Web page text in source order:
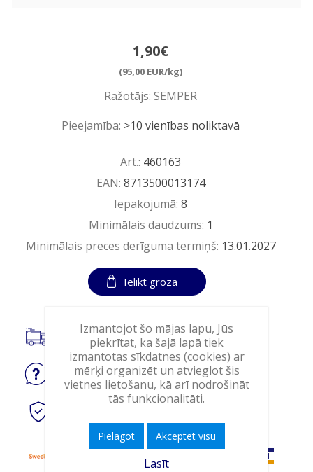
1,90€
(95,00 EUR/kg)
Ražotājs: SEMPER
Pieejamība: >10 vienības noliktavā
Art.: 460163
EAN: 8713500013174
Iepakojumā:8
Minimālais daudzums: 1
Minimālais preces derīguma termiņš: 13.01.2027
Ielikt grozā
Piegāde visā Latvijā.
Jautājietpar produktu
Izmantojot šo mājas lapu, Jūs
piekrītat, ka šajā lapā tiek
izmantotas sīkdatnes (cookies) ar
mērķi organizēt un atvieglot šis
vietnes lietošanu, kā arī nodrošināt
tās funkcionalitāti.
Pielāgot Akceptēt visu
Lasīt